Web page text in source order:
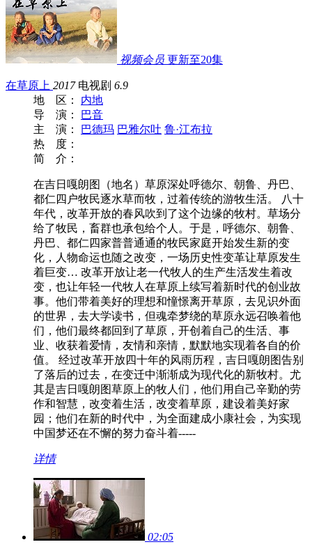
视频会员 更新至20集
在草原上 2017 电视剧 6.9
地 区：
内地
导 演：
巴音
主 演：
巴德玛 巴雅尔吐 鲁·江布拉
热 度：
简 介：
在吉日嘎朗图（地名）草原深处呼德尔、朝鲁、丹巴、
都仁四户牧民逐水草而牧，过着传统的游牧生活。 八十
年代，改革开放的春风吹到了这个边缘的牧村。草场分
给了牧民，畜群也承包给个人。于是，呼德尔、朝鲁、
丹巴、都仁四家普普通通的牧民家庭开始发生新的变
化，人物命运也随之改变，一场历史性变革让草原发生
着巨变… 改革开放让老一代牧人的生产生活发生着改
变，也让年轻一代牧人在草原上续写着新时代的创业故
事。他们带着美好的理想和憧憬离开草原，去见识外面
的世界，去大学读书，但魂牵梦绕的草原永远召唤着他
们，他们最终都回到了草原，开创着自己的生活、事
业、收获着爱情，友情和亲情，默默地实现着各自的价
值。 经过改革开放四十年的风雨历程，吉日嘎朗图告别
了落后的过去，在变迁中渐渐成为现代化的新牧村。尤
其是吉日嘎朗图草原上的牧人们，他们用自己辛勤的劳
作和智慧，改变着生活，改变着草原，建设着美好家
园；他们在新的时代中，为全面建成小康社会，为实现
中国梦还在不懈的努力奋斗着-----
详情
02:05